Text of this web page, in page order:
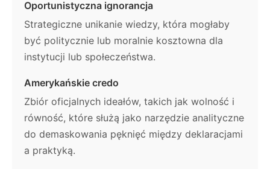
Oportunistyczna ignorancja
Strategiczne unikanie wiedzy, która mogłaby
być politycznie lub moralnie kosztowna dla
instytucji lub społeczeństwa.
Amerykańskie credo
Zbiór oficjalnych ideałów, takich jak wolność i
równość, które służą jako narzędzie analityczne
do demaskowania pęknięć między deklaracjami
a praktyką.